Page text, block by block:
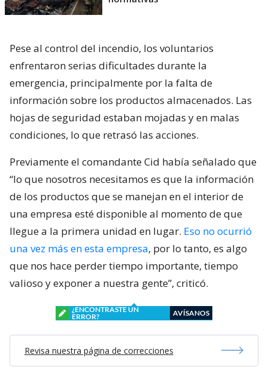
Pese al control del incendio, los voluntarios
enfrentaron serias dificultades durante la
emergencia, principalmente por la falta de
información sobre los productos almacenados. Las
hojas de seguridad estaban mojadas y en malas
condiciones, lo que retrasó las acciones.
Previamente el comandante Cid había señalado que
“lo que nosotros necesitamos es que la información
de los productos que se manejan en el interior de
una empresa esté disponible al momento de que
llegue a la primera unidad en lugar. Eso no ocurrió
una vez más en esta empresa, por lo tanto, es algo
que nos hace perder tiempo importante, tiempo
valioso y exponer a nuestra gente”, criticó.
¿ENCONTRASTE UN
ERROR?
AVÍSANOS
Revisa nuestra página de correcciones